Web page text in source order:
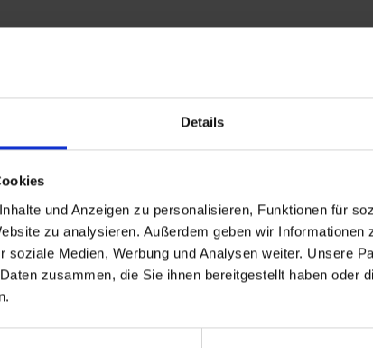
Details
und Anzeigen zu personalisieren, Funktionen für
zu analysieren. Außerdem geben wir Informationen
soziale Medien, Werbung und Analysen weiter. Unsere
zusammen, die Sie ihnen bereitgestellt haben oder
Propulse
zzgl. MwSt.
Orius
zzgl. MwSt.